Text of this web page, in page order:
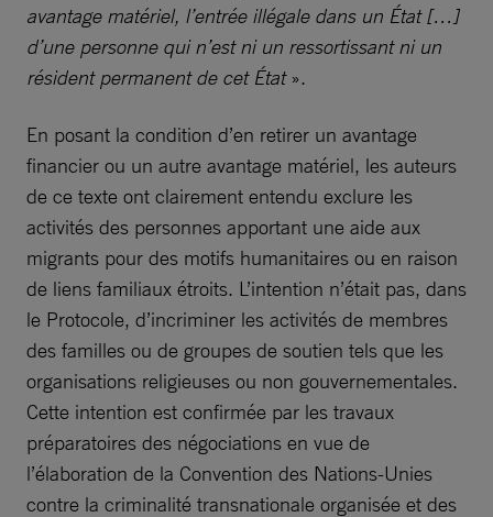
avantage matériel, l’entrée illégale dans un État […]
d’une personne qui n’est ni un ressortissant ni un
résident permanent de cet État».
En posant la condition d’en retirer un avantage
financier ou un autre avantage matériel, les auteurs
de ce texte ont clairement entendu exclure les
activités des personnes apportant une aide aux
migrants pour des motifs humanitaires ou en raison
de liens familiaux étroits. L’intention n’était pas, dans
le Protocole, d’incriminer les activités de membres
des familles ou de groupes de soutien tels que les
organisations religieuses ou non gouvernementales.
Cette intention est confirmée par les travaux
préparatoires des négociations en vue de
l’élaboration de la Convention des Nations-Unies
contre la criminalité transnationale organisée et des